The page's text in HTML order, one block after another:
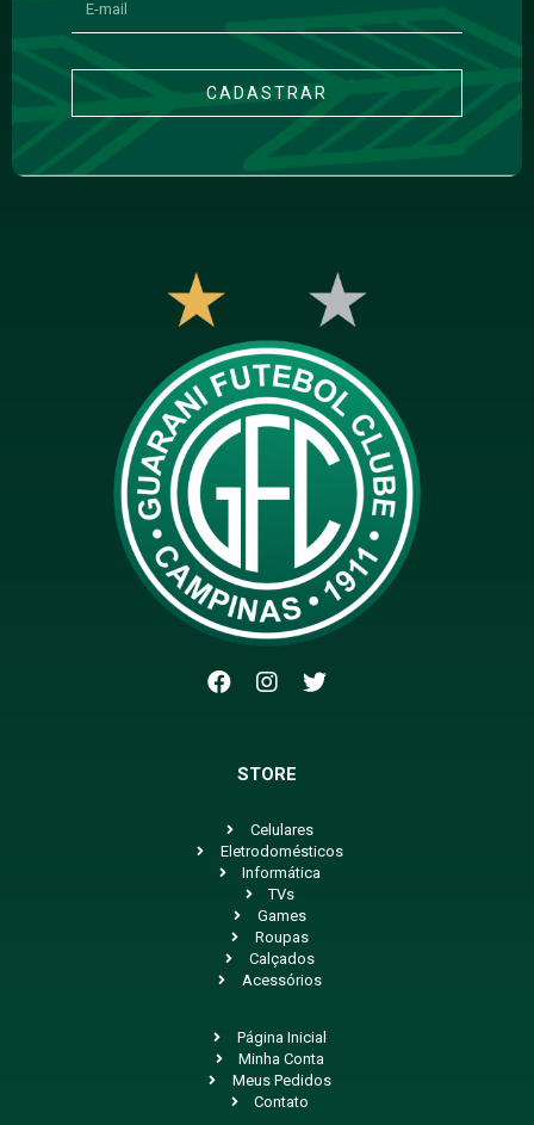
CADASTRAR
STORE
Celulares
Eletrodomésticos
Informática
TVs
Games
Roupas
Calçados
Acessórios
Página Inicial
Minha Conta
Meus Pedidos
Contato